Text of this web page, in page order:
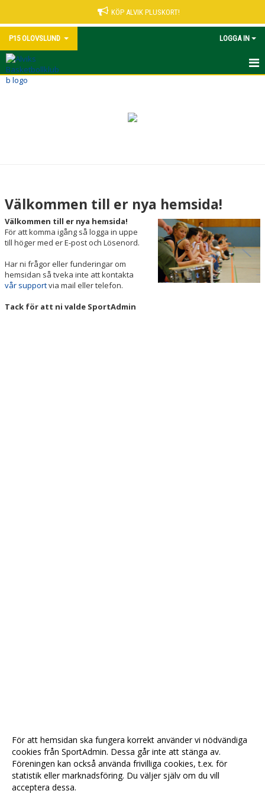
KÖP ALVIK PLUSKORT!
P15 OLOVSLUND LOGGA IN
HEM
DOKUMENT
KONTAKT
Välkommen till er nya hemsida!
Välkommen till er nya hemsida!
För att komma igång så logga in uppe
till höger med er E-post och Lösenord.
Har ni frågor eller funderingar om
hemsidan så tveka inte att kontakta
vår supportvia mail eller telefon.
Tack för att ni valde SportAdmin
För att hemsidan ska fungera korrekt använder vi nödvändiga
cookies från SportAdmin. Dessa går inte att stänga av.
Föreningen kan också använda frivilliga cookies, t.ex. för
statistik eller marknadsföring. Du väljer själv om du vill
acceptera dessa.